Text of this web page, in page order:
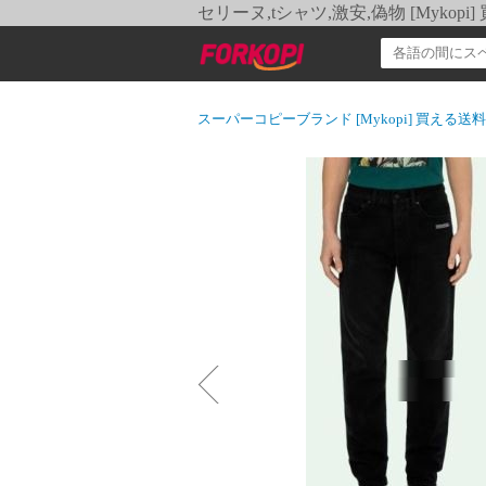
セリーヌ,tシャツ,激安,偽物 [Mykopi]
スーパーコピーブランド [Mykopi] 買える送